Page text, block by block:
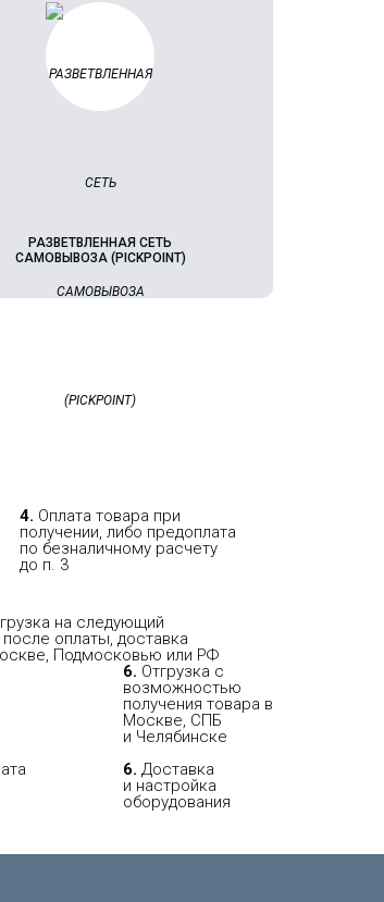
РАЗВЕТВЛЕННАЯ СЕТЬ
САМОВЫВОЗА (PICKPOINT)
4. Оплата товара при
получении, либо предоплата
по безналичному расчету
до п. 3
на следующий
оплаты, доставка
Подмосковью или РФ
6. Отгрузка с
возможностью
получения товара в
Москве, СПБ
и Челябинске
6. Доставка
и настройка
оборудования